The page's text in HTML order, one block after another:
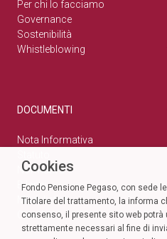
Per chi lo facciamo
Governance
Sostenibilità
Whistleblowing
DOCUMENTI
Nota Informativa
Normativa
Bilanci
Modulistica
Circolari
Cookies
Fondo Pensione Pegaso, con sede
Titolare del trattamento, la informa
consenso, il presente sito web
strettamente necessari al fine di